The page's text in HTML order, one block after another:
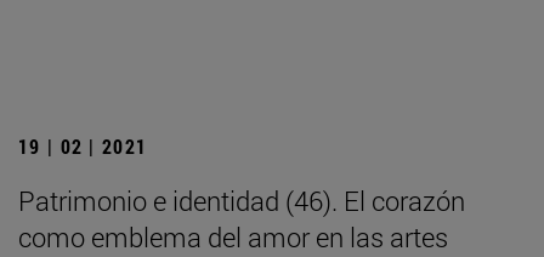
19 | 02 | 2021
Patrimonio e identidad (46). El corazón
como emblema del amor en las artes